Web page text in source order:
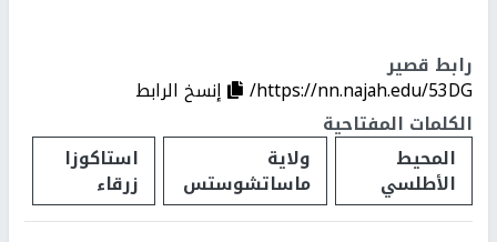
رابط قصير
https://nn.najah.edu/53DG/
إنسخ الرابط
الكلمات المفتاحية
المحيط
الأطلسي
ولاية
ماساتشوستس
استاكوزا
زرقاء